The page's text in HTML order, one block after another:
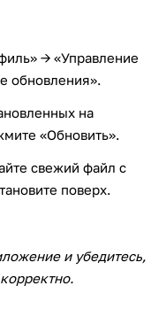
→ «Управление
обновления».
на
«Обновить».
свежий файл с
поверх.
и убедитесь,